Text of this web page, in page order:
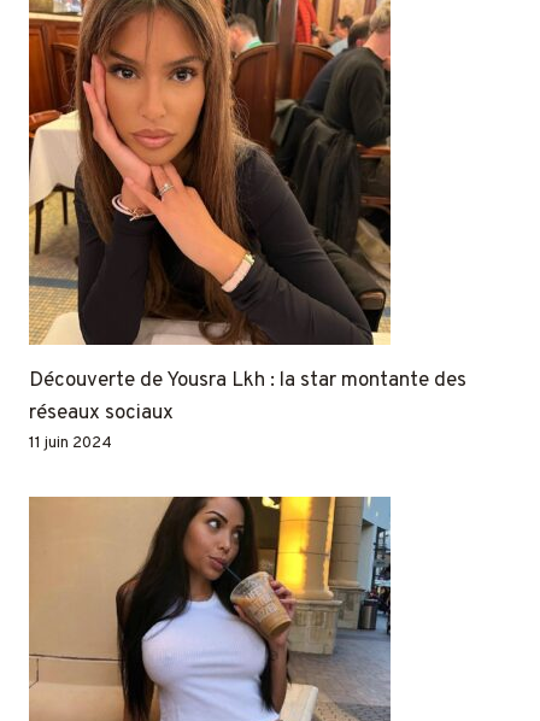
Découverte de Yousra Lkh : la star montante des
réseaux sociaux
11 juin 2024